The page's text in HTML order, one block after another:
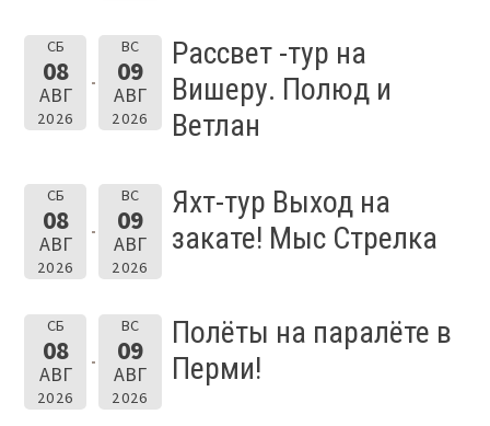
СБ
08
АВГ
2026
ВС
09
АВГ
2026
Рассвет -тур на
Вишеру. Полюд и
Ветлан
СБ
08
АВГ
2026
ВС
09
АВГ
2026
Яхт-тур Выход на
закате! Мыс Стрелка
СБ
08
АВГ
2026
ВС
09
АВГ
2026
Полёты на паралёте в
Перми!